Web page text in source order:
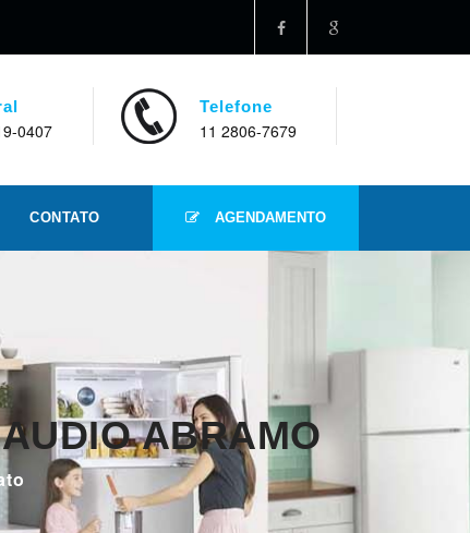
0407
Telefone
11 2806-7679
CONTATO AGENDAMENTO
ABRAMO